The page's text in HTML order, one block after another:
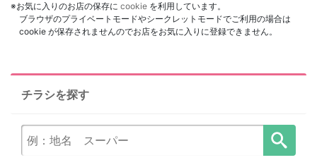
※お気に入りのお店の保存に cookie を利用しています。
ブラウザのプライベートモードやシークレットモードでご利用の場合は
cookie が保存されませんのでお店をお気に入りに登録できません。
チラシを探す